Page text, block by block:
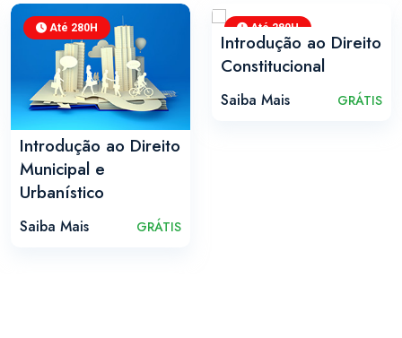
Até 280H
Introdução ao Direito
Municipal e
Urbanístico
Saiba Mais GRÁTIS
Até 280H
Introdução ao Direito
Constitucional
Saiba Mais GRÁTIS